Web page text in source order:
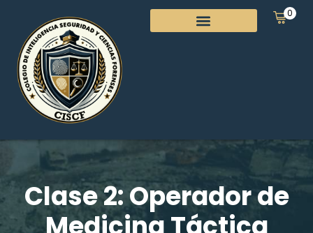
0
Clase 2: Operador de